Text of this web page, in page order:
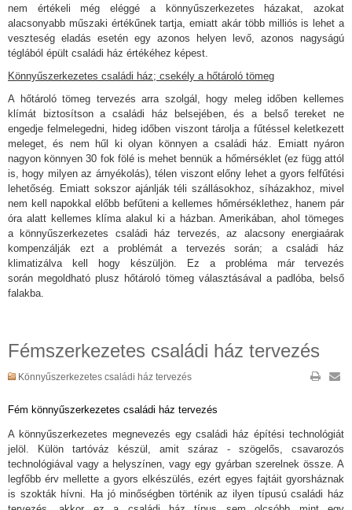
nem értékeli még eléggé a könnyűszerkezetes házakat, azokat
alacsonyabb műszaki értékűnek tartja, emiatt akár több milliós is lehet a
veszteség eladás esetén egy azonos helyen levő, azonos nagyságú
téglából épült családi ház értékéhez képest.
Könnyűszerkezetes családi ház; csekély a hőtároló tömeg
A hőtároló tömeg tervezés arra szolgál, hogy meleg időben kellemes
klímát biztosítson a családi ház belsejében, és a belső tereket ne
engedje felmelegedni, hideg időben viszont tárolja a fűtéssel keletkezett
meleget, és nem hűl ki olyan könnyen a családi ház. Emiatt nyáron
nagyon könnyen 30 fok fölé is mehet bennük a hőmérséklet (ez függ attól
is, hogy milyen az árnyékolás), télen viszont előny lehet a gyors felfűtési
lehetőség. Emiatt sokszor ajánlják téli szállásokhoz, síházakhoz, mivel
nem kell napokkal előbb befűteni a kellemes hőmérséklethez, hanem pár
óra alatt kellemes klíma alakul ki a házban. Amerikában, ahol tömeges
a könnyűszerkezetes családi ház tervezés, az alacsony energiaárak
kompenzálják ezt a problémát a tervezés során; a családi ház
klimatizálva kell hogy készüljön.
Ez a probléma már tervezés
során megoldható plusz hőtároló tömeg választásával a padlóba, belső
falakba.
Fémszerkezetes családi ház tervezés
Könnyűszerkezetes családi ház tervezés
Fém könnyűszerkezetes családi ház tervezés
A könnyűszerkezetes megnevezés egy családi ház építési technológiát
jelöl. Külön tartóváz készül, amit száraz - szögelős, csavarozós
technológiával vagy a helyszínen, vagy egy gyárban szerelnek össze. A
legfőbb érv mellette a gyors elkészülés, ezért egyes fajtáit gyorsháznak
is szokták hívni. Ha jó minőségben történik az ilyen típusú családi ház